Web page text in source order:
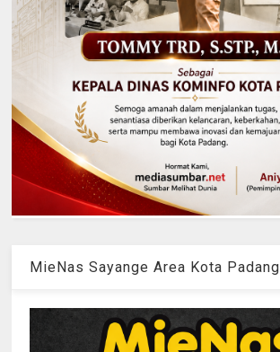
MieNas Sayange Area Kota Padang